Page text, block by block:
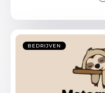
BEDRIJVEN